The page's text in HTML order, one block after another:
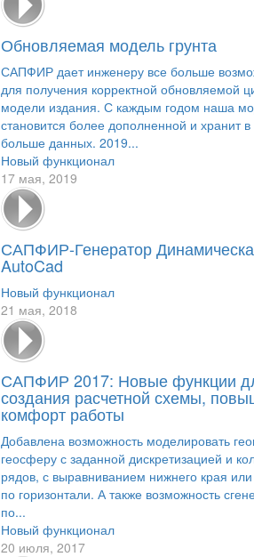
Обновляемая модель грунта
САПФИР дает инженеру все больше
для получения корректной обновляемой
модели издания. С каждым годом наша
становится более дополненной и хранит
больше данных. 2019...
Новый функционал
17 мая, 2019
САПФИР-Генератор
AutoCad
Новый функционал
21 мая, 2018
САПФИР 2017: Новые функции
создания расчетной схемы,
комфорт работы
Добавлена возможность моделировать
геосферу с заданной дискретизацией и
рядов, с выравниванием нижнего края
по горизонтали. А также возможность
по...
Новый функционал
20 июля, 2017